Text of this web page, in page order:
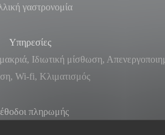
γαστρονομία
Υπηρεσίες
Ιδιωτική μίσθωση,
Wi-fi, Κλιματισμός
πληρωμής
χωρίς επαφήΧρώμα χωρίς επαφή,